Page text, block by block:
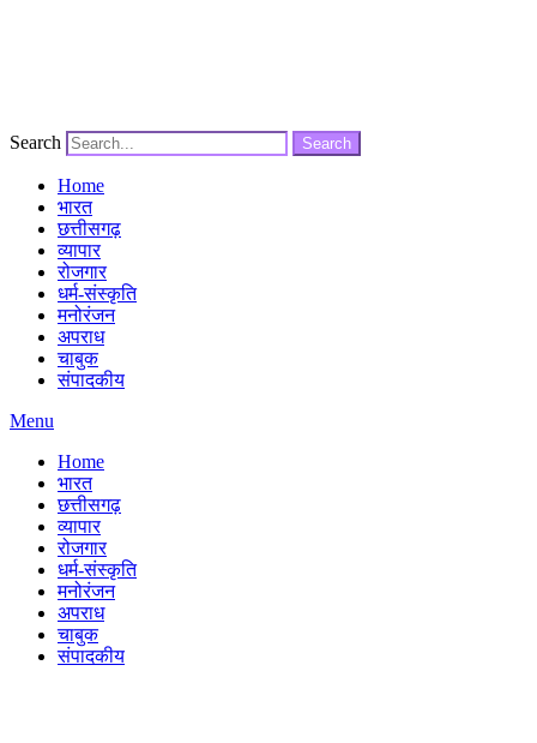
Search Search
Home
भारत
छत्तीसगढ़
व्यापार
रोजगार
धर्म-संस्कृति
मनोरंजन
अपराध
चाबुक
संपादकीय
Menu
Home
भारत
छत्तीसगढ़
व्यापार
रोजगार
धर्म-संस्कृति
मनोरंजन
अपराध
चाबुक
संपादकीय